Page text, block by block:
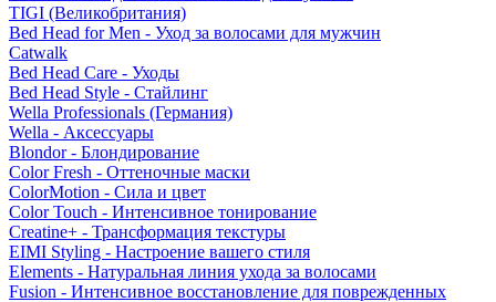
TIGI (Великобритания)
Bed Head for Men - Уход за волосами для мужчин
Catwalk
Bed Head Care - Уходы
Bed Head Style - Стайлинг
Wella Professionals (Германия)
Wella - Аксессуары
Blondor - Блондирование
Color Fresh - Оттеночные маски
ColorMotion - Сила и цвет
Color Touch - Интенсивное тонирование
Creatine+ - Трансформация текстуры
EIMI Styling - Настроение вашего стиля
Elements - Натуральная линия ухода за волосами
Fusion - Интенсивное восстановление для поврежденных